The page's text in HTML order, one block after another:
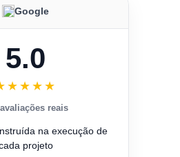
Google
5.0
reais
na execução de
projeto